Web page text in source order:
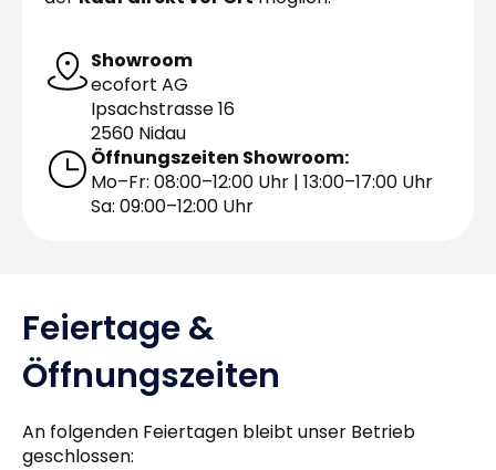
Showroom
ecofort AG
Ipsachstrasse 16
2560 Nidau
Öffnungszeiten Showroom:
Mo–Fr: 08:00–12:00 Uhr | 13:00–17:00 Uhr
Sa: 09:00–12:00 Uhr
Feiertage &
Öffnungszeiten
An folgenden Feiertagen bleibt unser Betrieb
geschlossen: